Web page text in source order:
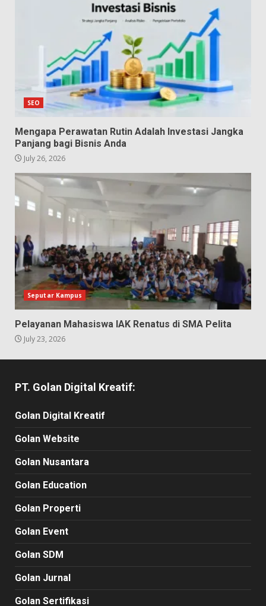
SEO
Mengapa Perawatan Rutin Adalah Investasi Jangka
Panjang bagi Bisnis Anda
July 26, 2026
Seputar Kampus
Pelayanan Mahasiswa IAK Renatus di SMA Pelita
July 23, 2026
PT. Golan Digital Kreatif:
Golan Digital Kreatif
Golan Website
Golan Nusantara
Golan Education
Golan Properti
Golan Event
Golan SDM
Golan Jurnal
Golan Sertifikasi